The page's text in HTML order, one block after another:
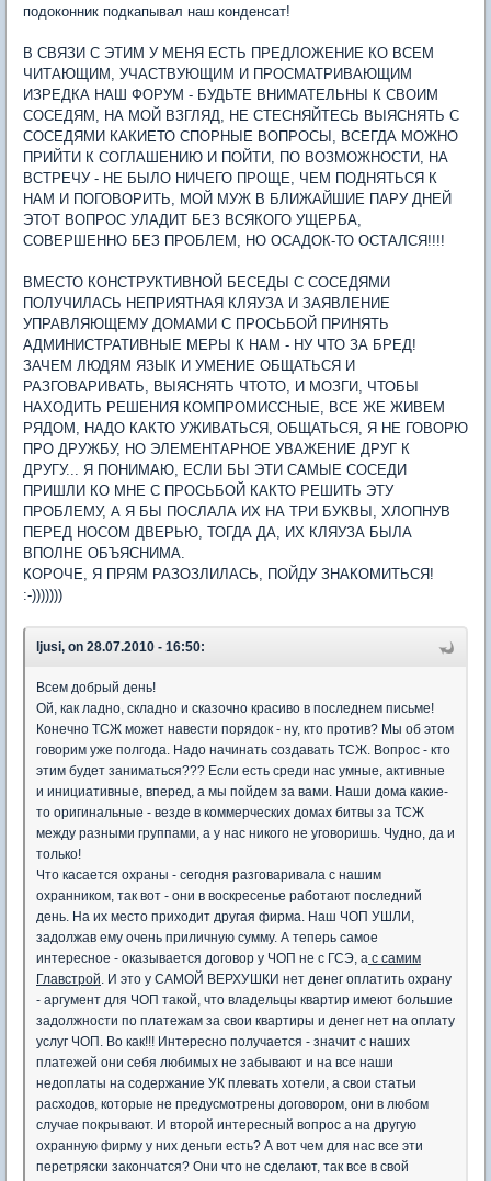
подоконник подкапывал наш конденсат!
В СВЯЗИ С ЭТИМ У МЕНЯ ЕСТЬ ПРЕДЛОЖЕНИЕ КО ВСЕМ
ЧИТАЮЩИМ, УЧАСТВУЮЩИМ И ПРОСМАТРИВАЮЩИМ
ИЗРЕДКА НАШ ФОРУМ - БУДЬТЕ ВНИМАТЕЛЬНЫ К СВОИМ
СОСЕДЯМ, НА МОЙ ВЗГЛЯД, НЕ СТЕСНЯЙТЕСЬ ВЫЯСНЯТЬ С
СОСЕДЯМИ КАКИЕТО СПОРНЫЕ ВОПРОСЫ, ВСЕГДА МОЖНО
ПРИЙТИ К СОГЛАШЕНИЮ И ПОЙТИ, ПО ВОЗМОЖНОСТИ, НА
ВСТРЕЧУ - НЕ БЫЛО НИЧЕГО ПРОЩЕ, ЧЕМ ПОДНЯТЬСЯ К
НАМ И ПОГОВОРИТЬ, МОЙ МУЖ В БЛИЖАЙШИЕ ПАРУ ДНЕЙ
ЭТОТ ВОПРОС УЛАДИТ БЕЗ ВСЯКОГО УЩЕРБА,
СОВЕРШЕННО БЕЗ ПРОБЛЕМ, НО ОСАДОК-ТО ОСТАЛСЯ!!!!
ВМЕСТО КОНСТРУКТИВНОЙ БЕСЕДЫ С СОСЕДЯМИ
ПОЛУЧИЛАСЬ НЕПРИЯТНАЯ КЛЯУЗА И ЗАЯВЛЕНИЕ
УПРАВЛЯЮЩЕМУ ДОМАМИ С ПРОСЬБОЙ ПРИНЯТЬ
АДМИНИСТРАТИВНЫЕ МЕРЫ К НАМ - НУ ЧТО ЗА БРЕД!
ЗАЧЕМ ЛЮДЯМ ЯЗЫК И УМЕНИЕ ОБЩАТЬСЯ И
РАЗГОВАРИВАТЬ, ВЫЯСНЯТЬ ЧТОТО, И МОЗГИ, ЧТОБЫ
НАХОДИТЬ РЕШЕНИЯ КОМПРОМИССНЫЕ, ВСЕ ЖЕ ЖИВЕМ
РЯДОМ, НАДО КАКТО УЖИВАТЬСЯ, ОБЩАТЬСЯ, Я НЕ ГОВОРЮ
ПРО ДРУЖБУ, НО ЭЛЕМЕНТАРНОЕ УВАЖЕНИЕ ДРУГ К
ДРУГУ... Я ПОНИМАЮ, ЕСЛИ БЫ ЭТИ САМЫЕ СОСЕДИ
ПРИШЛИ КО МНЕ С ПРОСЬБОЙ КАКТО РЕШИТЬ ЭТУ
ПРОБЛЕМУ, А Я БЫ ПОСЛАЛА ИХ НА ТРИ БУКВЫ, ХЛОПНУВ
ПЕРЕД НОСОМ ДВЕРЬЮ, ТОГДА ДА, ИХ КЛЯУЗА БЫЛА
ВПОЛНЕ ОБЪЯСНИМА.
КОРОЧЕ, Я ПРЯМ РАЗОЗЛИЛАСЬ, ПОЙДУ ЗНАКОМИТЬСЯ!
:-)))))))
ljusi, on 28.07.2010 - 16:50:
Всем добрый день!
Ой, как ладно, складно и сказочно красиво в последнем письме!
Конечно ТСЖ может навести порядок - ну, кто против? Мы об этом
говорим уже полгода. Надо начинать создавать ТСЖ. Вопрос - кто
этим будет заниматься??? Если есть среди нас умные, активные
и инициативные, вперед, а мы пойдем за вами. Наши дома какие-
то оригинальные - везде в коммерческих домах битвы за ТСЖ
между разными группами, а у нас никого не уговоришь. Чудно, да и
только!
Что касается охраны - сегодня разговаривала с нашим
охранником, так вот - они в воскресенье работают последний
день. На их место приходит другая фирма. Наш ЧОП УШЛИ,
задолжав ему очень приличную сумму. А теперь самое
интересное - оказывается договор у ЧОП не с ГСЭ, а с самим
Главстрой. И это у САМОЙ ВЕРХУШКИ нет денег оплатить охрану
- аргумент для ЧОП такой, что владельцы квартир имеют большие
задолжности по платежам за свои квартиры и денег нет на оплату
услуг ЧОП. Во как!!! Интересно получается - значит с наших
платежей они себя любимых не забывают и на все наши
недоплаты на содержание УК плевать хотели, а свои статьи
расходов, которые не предусмотрены договором, они в любом
случае покрывают. И второй интересный вопрос а на другую
охранную фирму у них деньги есть? А вот чем для нас все эти
перетряски закончатся? Они что не сделают, так все в свой